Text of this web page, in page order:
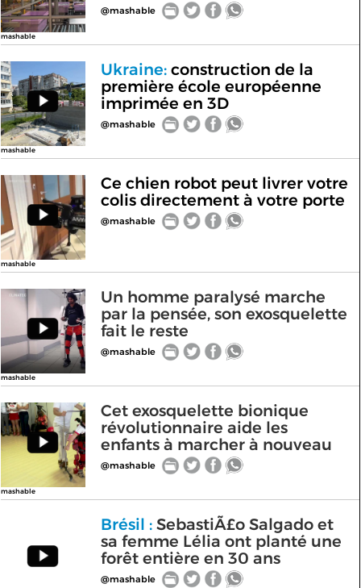
mashable
@mashable
mashable
Ukraine:construction de la
première école européenne
imprimée en 3D
@mashable
mashable
Ce chien robot peut livrer votre
colis directement à votre porte
@mashable
mashable
Un homme paralysé marche
par la pensée, son exosquelette
fait le reste
@mashable
mashable
Cet exosquelette bionique
révolutionnaire aide les
enfants à marcher à nouveau
@mashable
Brésil :SebastiÃ£o Salgado et
sa femme Lélia ont planté une
forêt entière en 30 ans
@mashable